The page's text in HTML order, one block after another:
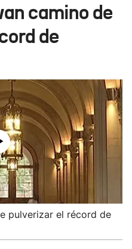
camino de
de
pulverizar el récord de